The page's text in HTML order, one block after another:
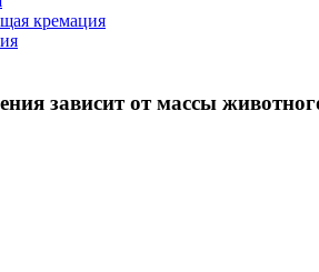
кремация
зависит от массы